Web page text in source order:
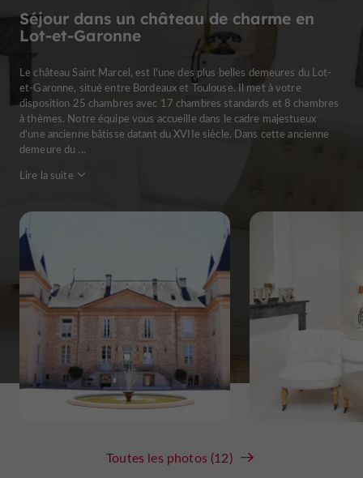
Séjour dans un château de charme en
Lot-et-Garonne
Le château Saint Marcel, est l'une des plus belles demeures du Lot-
et-Garonne, situé entre Bordeaux et Toulouse. Il met à votre
disposition 25 chambres avec 17 chambres standards et 8 chambres
à thèmes. Notre équipe vous accueille dans le cadre majestueux
d'une ancienne bâtisse datant du XVIIe siècle. Dans cette ancienne
demeure du ...
Lire la suite
Toutes les photos (12)